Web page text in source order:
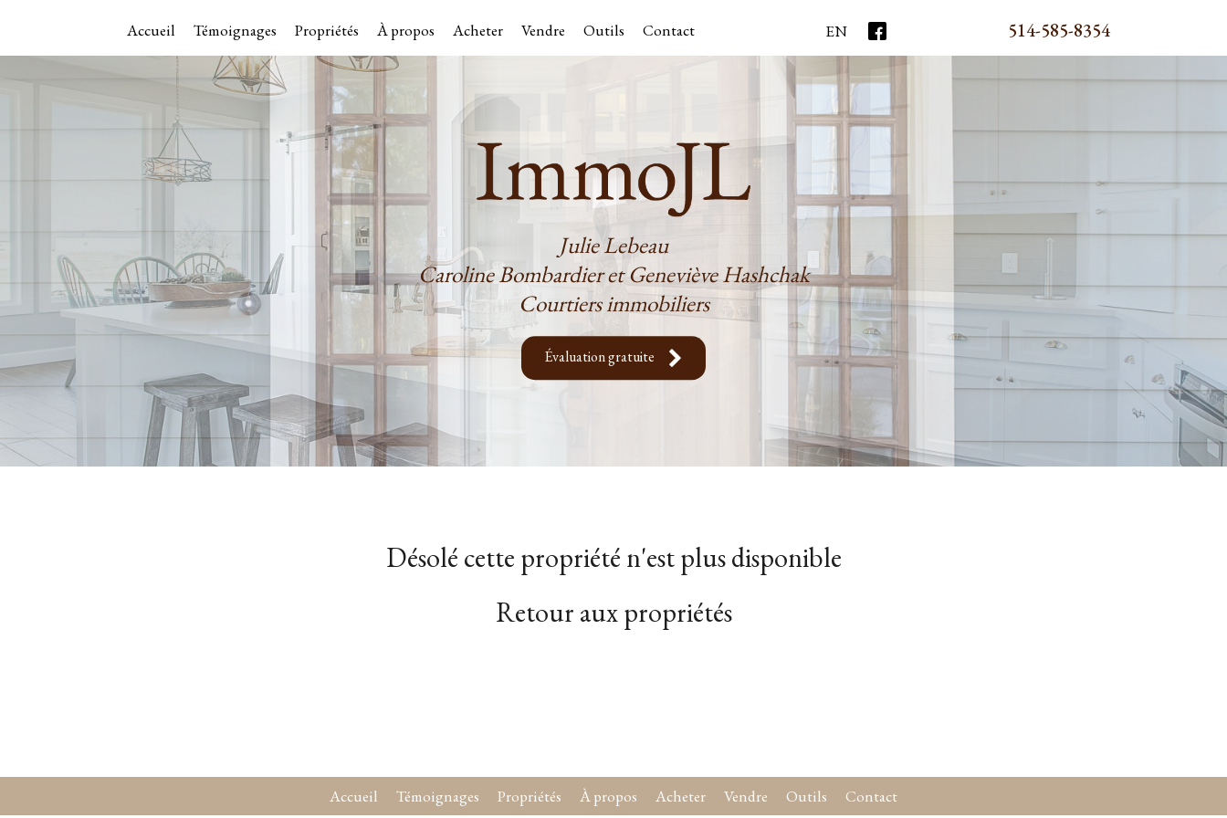
Accueil Témoignages Propriétés À propos Acheter Vendre Outils Contact EN 514-585-8354
Julie Lebeau
Caroline Bombardier et Geneviève Hashchak
Courtiers immobiliers
Évaluation gratuite
Désolé cette propriété n'est plus disponible
Retour aux propriétés
Accueil Témoignages Propriétés À propos Acheter Vendre Outils Contact